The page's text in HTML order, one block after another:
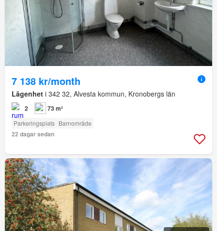
7 138 kr/month
Lägenhet i 342 32, Alvesta kommun, Kronobergs län
2 73 m²
Parkeringsplats Barnområde
22 dagar sedan